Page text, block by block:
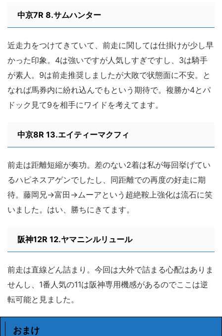
中京7R 8.サムハンター
近走力をつけてきていて、前走に関しては仕掛けが少し早
かった印象。4は強いですが人気しすぎですし、3は騎手
が素人。9は前走推奨しましたが大敗で状態面に不安。と
なれば馬券内に紛れ込んでもという期待で。複勝か4とパ
ドック見て9を相手にワイドを考えてます。
中京8R 13.エイティーマクフィ
前走は距離短縮が奏功。差のない2着は私が毎回挙げてい
るハピネスアゲンでしたし、同距離での再度の好走に期
待。藤岡兄→富田→ムーアという超絶鞍上強化は流石に笑
いました。はい、勝ちにきてます。
阪神12R 12.ヤマニンルリュール
前走は直線どん詰まり。今回は大外で詰まる心配はありま
せんし、1番人気の11は阪神専用機感があるのでここは逆
転可能と見ました。
おまけ